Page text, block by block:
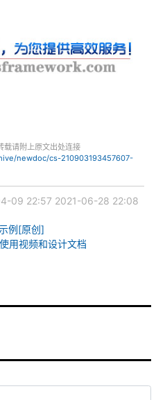
载请附上原文出处连接
newdoc/cs-210903193457607-
09 22:57 2021-06-28 22:08
例[原创]
用视频和设计文档